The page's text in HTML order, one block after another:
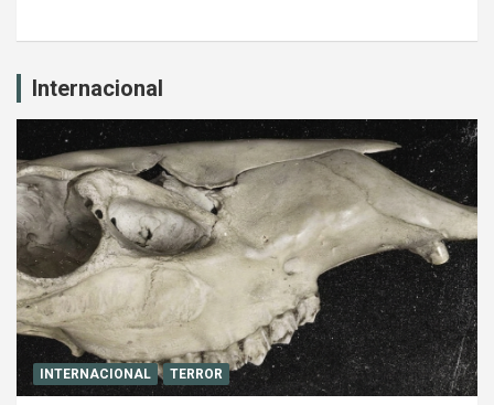
Internacional
INTERNACIONAL TERROR